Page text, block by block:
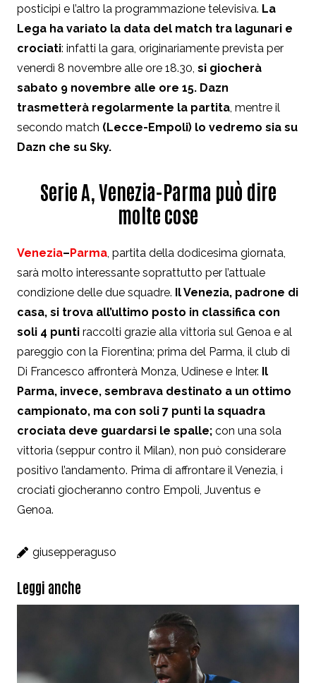
posticipi e l’altro la programmazione televisiva. La
Lega ha variato la data del match tra lagunari e
crociati: infatti la gara, originariamente prevista per
venerdì 8 novembre alle ore 18.30, si giocherà
sabato 9 novembre alle ore 15. Dazn
trasmetterà regolarmente la partita, mentre il
secondo match (Lecce-Empoli) lo vedremo sia su
Dazn che su Sky.
Serie A, Venezia-Parma può dire
molte cose
Venezia–Parma, partita della dodicesima giornata,
sarà molto interessante soprattutto per l’attuale
condizione delle due squadre. Il Venezia, padrone di
casa, si trova all’ultimo posto in classifica con
soli 4 punti raccolti grazie alla vittoria sul Genoa e al
pareggio con la Fiorentina; prima del Parma, il club di
Di Francesco affronterà Monza, Udinese e Inter. Il
Parma, invece, sembrava destinato a un ottimo
campionato, ma con soli 7 punti la squadra
crociata deve guardarsi le spalle; con una sola
vittoria (seppur contro il Milan), non può considerare
positivo l’andamento. Prima di affrontare il Venezia, i
crociati giocheranno contro Empoli, Juventus e
Genoa.
giusepperaguso
Leggi anche